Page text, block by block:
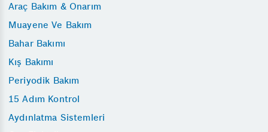
Araç Bakım & Onarım
Muayene Ve Bakım
Bahar Bakımı
Kış Bakımı
Periyodik Bakım
15 Adım Kontrol
Aydınlatma Sistemleri